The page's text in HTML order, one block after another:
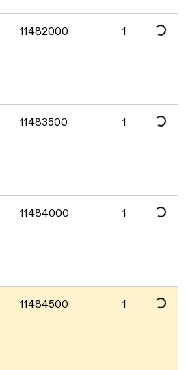
11482000 1
11483500 1 Daten werden
11484000 1 Daten werden
11484500 1 Daten werden
Daten werden